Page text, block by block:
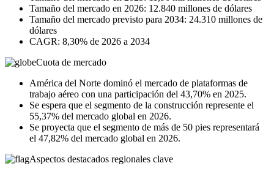
Tamaño del mercado en 2026: 12.840 millones de dólares
Tamaño del mercado previsto para 2034: 24.310 millones de
dólares
CAGR: 8,30% de 2026 a 2034
Cuota de mercado
América del Norte dominó el mercado de plataformas de
trabajo aéreo con una participación del 43,70% en 2025.
Se espera que el segmento de la construcción represente el
55,37% del mercado global en 2026.
Se proyecta que el segmento de más de 50 pies representará
el 47,82% del mercado global en 2026.
Aspectos destacados regionales clave